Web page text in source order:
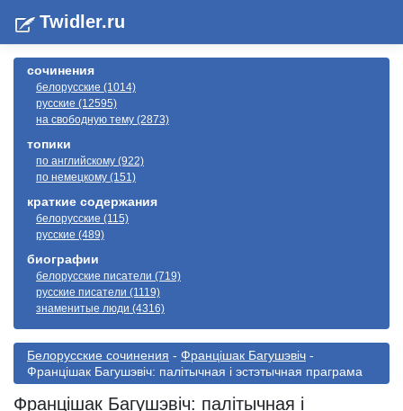
Twidler.ru
сочинения
белорусские (1014)
русские (12595)
на свободную тему (2873)
топики
по английскому (922)
по немецкому (151)
краткие содержания
белорусские (115)
русские (489)
биографии
белорусские писатели (719)
русские писатели (1119)
знаменитые люди (4316)
Белорусские сочинения - Францішак Багушэвіч -
Францішак Багушэвіч: палітычная i эстэтычная праграма
Францішак Багушэвіч: палітычная i